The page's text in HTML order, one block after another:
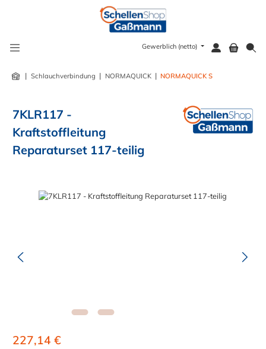
Gewerblich (netto)
| Schlauchverbindung | NORMAQUICK | NORMAQUICK S
7KLR117 -
Kraftstoffleitung
Reparaturset 117-teilig
Bildergalerie überspringen
227,14 €